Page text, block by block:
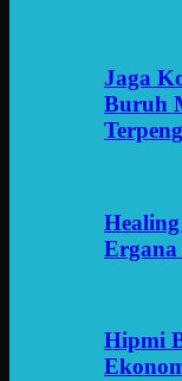
Jaga
Buruh
Hipmi